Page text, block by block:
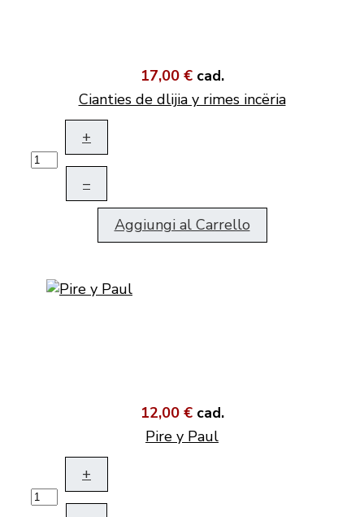
17,00 € cad.
Cianties de dlijia y rimes incëria
+
–
Aggiungi al Carrello
12,00 € cad.
Pire y Paul
+